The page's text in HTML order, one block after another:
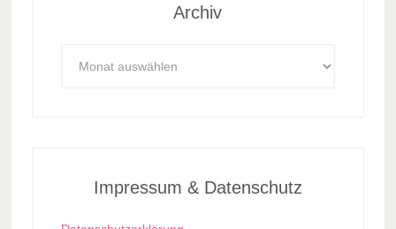
Archiv
Impressum & Datenschutz